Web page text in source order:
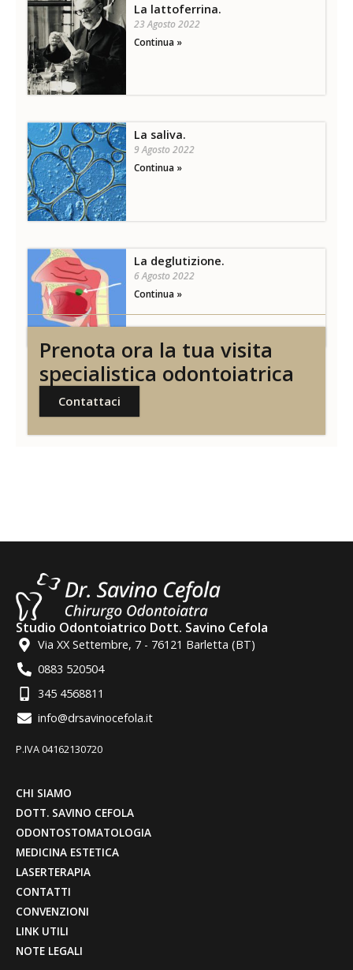
La lattoferrina.
23 Agosto 2022
Continua »
La saliva.
9 Agosto 2022
Continua »
La deglutizione.
6 Agosto 2022
Continua »
Prenota ora la tua visita
specialistica odontoiatrica
Contattaci
Studio Odontoiatrico Dott. Savino Cefola
Via XX Settembre, 7 - 76121 Barletta (BT)
0883 520504
345 4568811
info@drsavinocefola.it
P.IVA 04162130720
CHI SIAMO
DOTT. SAVINO CEFOLA
ODONTOSTOMATOLOGIA
MEDICINA ESTETICA
LASERTERAPIA
CONTATTI
CONVENZIONI
LINK UTILI
NOTE LEGALI